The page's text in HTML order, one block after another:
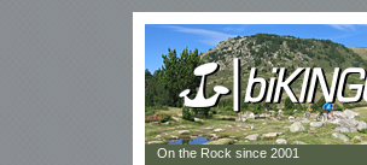
On the Rock since 2001